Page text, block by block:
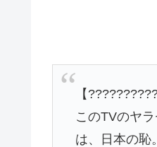
【
このTVのヤ
は、日本の恥